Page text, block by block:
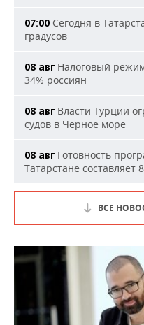
07:00 Сегодня в
градусов
08 авг Налоговый
34% россиян
08 авг Власти Турции
судов в Черное море
08 авг Готовность
Татарстане составляет
ВСЕ